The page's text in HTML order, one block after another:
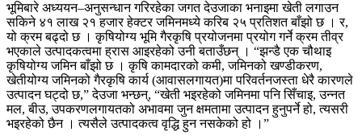
भूमिबारे अध्ययन–अनुसन्धान गरिरहेका जगत देउजाका भनाइमा खेती लगाउन
सकिने ४१ लाख २१ हजार हेक्टर जमिनमध्ये करिब २५ प्रतिशत बाँझो छ । र,
यो क्रम बढ्दो छ । कृषियोग्य भूमि गैरकृषि प्रयोजनमा प्रयोग गर्ने क्रम तीव्र
भएकाले उत्पादकत्वमा ह्रास आइरहेको उनी बताउँछन् । “झन्डै एक चौथाइ
कृषियोग्य जमिन बाँझो छ । कृषि कामदारको कमी, जमिनको खण्डीकरण,
खेतीयोग्य जमिनको गैरकृषि कार्य (आवासलगायत)मा परिवर्तनजस्ता धेरै कारणले
उत्पादन घट्दो छ,” देउजा भन्छन्, “खेती भइरहेको जमिनमा पनि सिँचाइ, उन्नत
मल, बीउ, उपकरणलगायतको अभावमा जुन क्षमतामा उत्पादन हुनुपर्ने हो, त्यसरी
भइरहेको छैन । त्यसैले उत्पादकत्व वृद्धि हुन नसकेको हो ।”